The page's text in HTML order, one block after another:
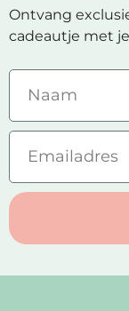
Ontvang
cadeautje met